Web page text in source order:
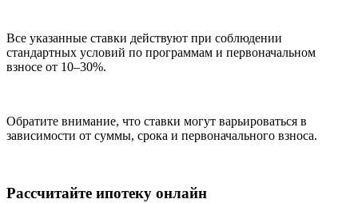
Все указанные ставки действуют при соблюдении
стандартных условий по программам и первоначальном
взносе от 10–30%.
Обратите внимание, что ставки могут варьироваться в
зависимости от суммы, срока и первоначального взноса.
Рассчитайте ипотеку онлайн